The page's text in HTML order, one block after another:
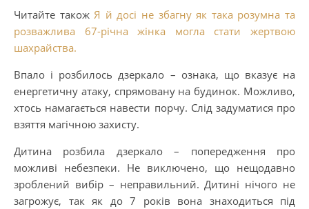
Читайте такожЯ й досі не збагну як така розумна та
розважлива 67-річна жінка могла стати жертвою
шахрайства.
Впало і розбилось дзеркало – ознака, що вказує на
енергетичну атаку, спрямовану на будинок. Можливо,
хтось намагається навести порчу. Слід задуматися про
взяття магічною захисту.
Дитина розбила дзеркало – попередження про
можливі небезпеки. Не виключено, що нещодавно
зроблений вибір – неправильний. Дитині нічого не
загрожує, так як до 7 років вона знаходиться під